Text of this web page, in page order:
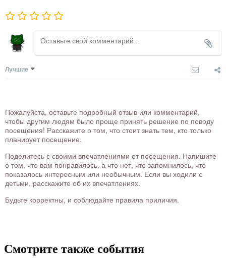
Лучшие
Пожалуйста, оставьте подробный отзыв или комментарий,
чтобы другим людям было проще принять решение по поводу
посещения! Расскажите о том, что стоит знать тем, кто только
планирует посещение.
Поделитесь с своими впечатлениями от посещения. Напишите
о том, что вам понравилось, а что нет, что запомнилось, что
показалось интересным или необычным. Если вы ходили с
детьми, расскажите об их впечатлениях.
Будьте корректны, и соблюдайте правила приличия.
Смотрите также события